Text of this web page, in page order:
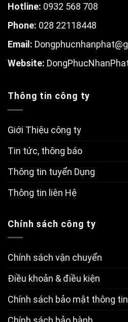
Hotline: 0932 568 708
Phone: 028 22118448
Email:
Website:
Thông tin công ty
Giới Thiệu công ty
Tin tức, thông báo
Thông tin tuyển Dụng
Thông tin liên Hệ
Chính sách công ty
Chính sách vận chuyển
Điều khoản & điều kiện
Chính sách bảo mật thông tin